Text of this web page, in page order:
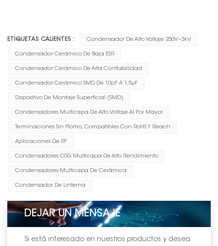
ETIQUETAS CALIENTES : Condensador De Alto Voltaje 250V~3kV
Condensador Cerámico De Baja ESR
Condensador Cerámico De Alta Confiabilidad
Condensador Cerámico SMD De 10pF A 1,5μF
Dispositivo De Montaje Superficial (SMD)
Condensadores Multicapa De Alto Voltaje Al Por Mayor
Terminaciones Sin Plomo, Compatibles Con RoHS Y Reach
Aplicaciones De RF
Condensadores C0G Multicapa De Alto Rendimiento
Condensadores Multicapa De Cerámica
Condensador De Linterna
DEJAR UN MENSAJE
Si está interesado en nuestros productos y desea